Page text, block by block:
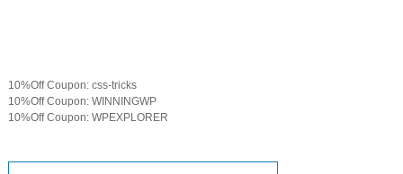
10%Off Coupon: css-tricks
10%Off Coupon: WINNINGWP
10%Off Coupon: WPEXPLORER